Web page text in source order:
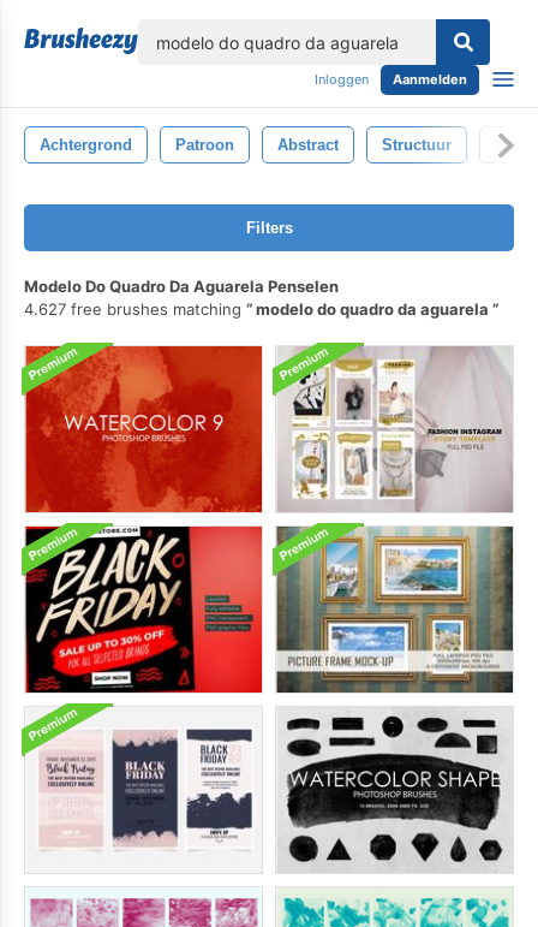
Inloggen Aanmelden
Achtergrond Patroon Abstract Structuur
Filters
Modelo Do Quadro Da Aguarela Penselen
4.627 free brushes matching
modelo do quadro da aguarela